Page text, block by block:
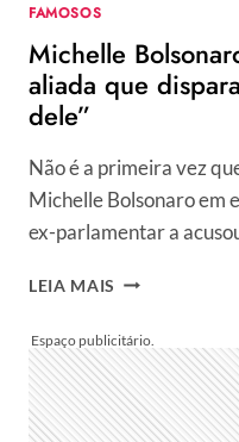
DE
DOR”
FAMOSOS
Michelle
aliada que
dele”
Não é a primeira vez
Michelle Bolsonaro em
ex-parlamentar a
LEIA MAIS MICHELLE
DETONADA
POR
EX-
ALIADA